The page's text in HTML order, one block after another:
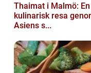
Thaimat i Malmö: En
kulinarisk resa
Asiens s...